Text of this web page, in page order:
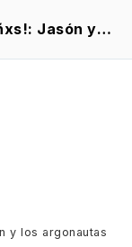
Luces, cámara, ¡niñxs!: Jasón y los argonautas
y los argonautas